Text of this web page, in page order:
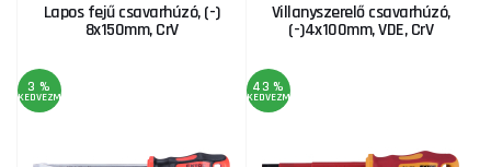
Lapos fejű csavarhúzó, (-)
8x150mm, CrV
3 %
KEDVEZMÉNY
Villanyszerelő csavarhúzó,
(-)4x100mm, VDE, CrV
43 %
KEDVEZMÉNY